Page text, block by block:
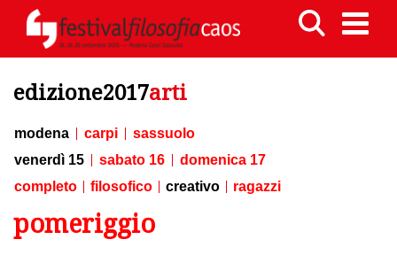
edizione2017arti
modena carpi
sassuolo
venerdì 15
sabato 16
domenica 17
completo
filosofico creativo ragazzi
pomeriggio